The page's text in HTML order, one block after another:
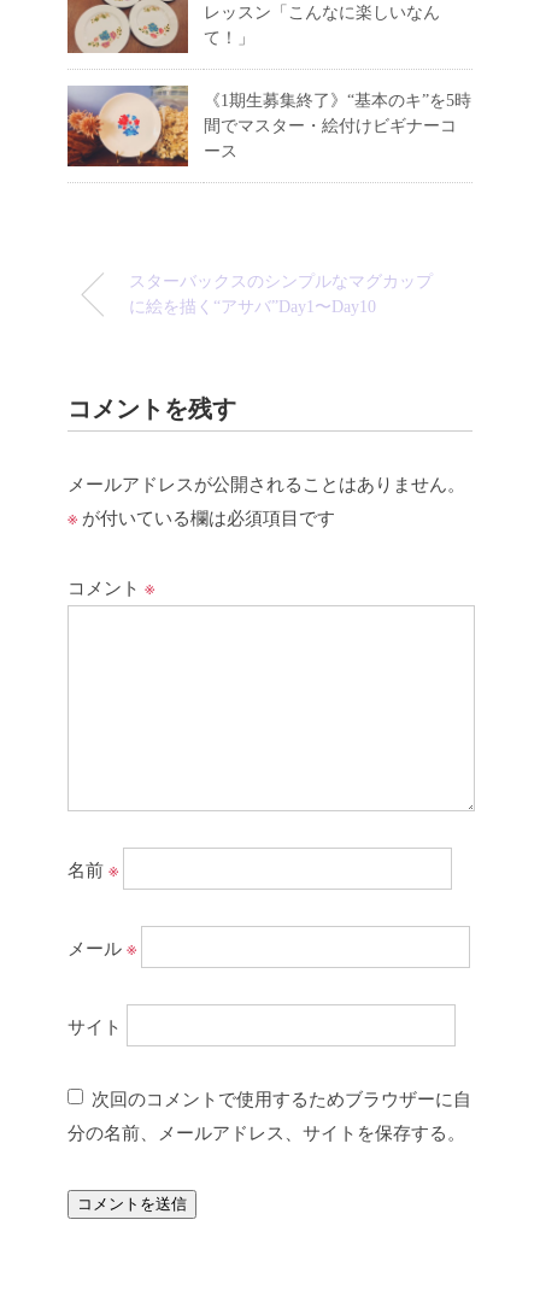
レッスン「こんなに楽しいなん
て！」
《1期生募集終了》“基本のキ”を5時
間でマスター・絵付けビギナーコ
ース
スターバックスのシンプルなマグカップ
に絵を描く“アサバ”Day1〜Day10
コメントを残す
メールアドレスが公開されることはありません。
※ が付いている欄は必須項目です
コメント ※
名前 ※
メール ※
サイト
次回のコメントで使用するためブラウザーに自
分の名前、メールアドレス、サイトを保存する。